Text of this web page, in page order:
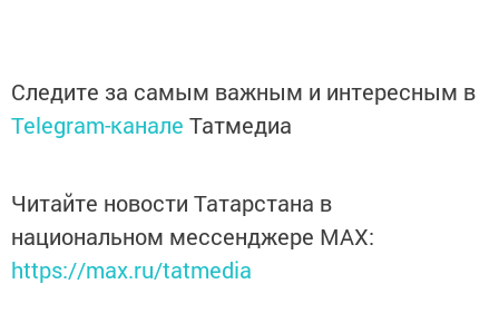
Следите за самым важным и интересным в
Telegram-канале Татмедиа
Читайте новости Татарстана в
национальном мессенджере MАХ:
https://max.ru/tatmedia